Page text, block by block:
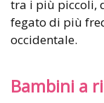
tra i più piccoli,
fegato di più
occidentale.
Bambini a